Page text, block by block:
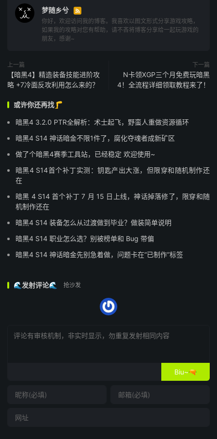
梦随乡兮 
你好，欢迎访问我的博客。我喜欢以图文形式分享游戏攻略，
如果我的攻略对您有帮助，请不吝将博客分享给一起玩游戏的
朋友，感谢~
上一篇
【暗黑4】精造装备技能进阶攻
略 +7冷面反攻利用怎么来的？
下一篇
N卡领XGP三个月免费玩暗黑
4！全流程详细领取教程来了！
或许你还再找🦵
暗黑4 3.2.0 PTR全解析：术士起飞，野蛮人重做资源循环
暗黑4 S14 神话暗金不限1件了，腐化夺魂者成新矿区
做了个暗黑4赛季工具站，已经稳定 欢迎使用~
暗黑4 S14首个补丁实测：钥匙产出大涨，但限穿和随机制作还
在
暗黑 4 S14 首个补丁 7 月 15 日上线，神话掉落修了，限穿和随
机制作还在
暗黑4 S14 装备怎么从过渡做到毕业？做装简单说明
暗黑4 S14 职业怎么选？别被榜单和 Bug 带偏
暗黑4 S14 神话暗金先别急着做，问题卡在“已制作”标签
🌊发射评论🌊 抢沙发
Biu~🔫